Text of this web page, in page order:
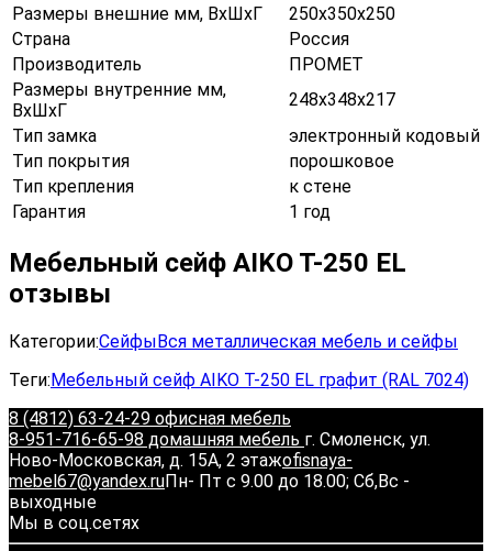
Размеры внешние мм, ВхШхГ
250х350х250
Страна
Россия
Производитель
ПРОМЕТ
Размеры внутренние мм,
ВхШхГ
248х348х217
Тип замка
электронный кодовый
Тип покрытия
порошковое
Тип крепления
к стене
Гарантия
1 год
Мебельный сейф AIKO T-250 EL
отзывы
Категории:СейфыВся металлическая мебель и сейфы
Теги:Мебельный сейф AIKO T-250 EL графит (RAL 7024)
8 (4812) 63-24-29 офисная мебель
8-951-716-65-98 домашняя мебель г. Смоленск, ул.
Ново-Московская, д. 15А, 2 этажofisnaya-
mebel67@yandex.ruПн- Пт с 9.00 до 18.00; Сб,Вс -
выходные
Мы в соц.сетях